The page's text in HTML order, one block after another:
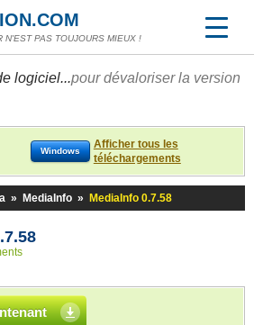
N'EST PAS TOUJOURS MIEUX !
logiciel...pour dévaloriser la version
Windows
Afficher tous les
téléchargements
» MediaInfo » MediaInfo 0.7.58